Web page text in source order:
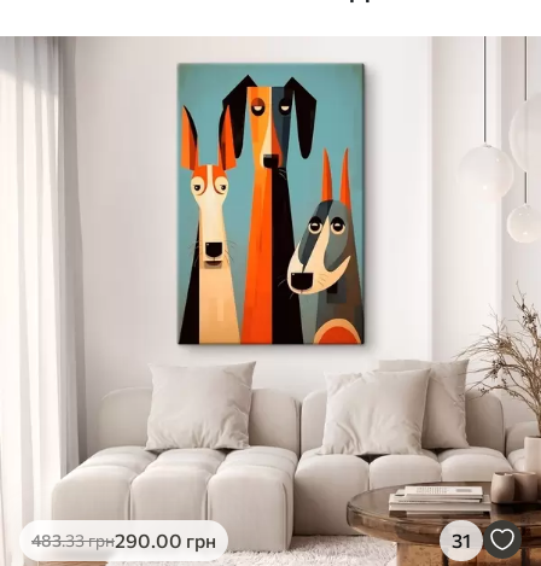
Від870.00грн
Яскраві, насичені кольори
Стійкість до вицвітання
Безпечне чорнило без запаху
Поверхня з текстурою полотна
Екологічний матеріал
Яскраві, насичені кольори
Стійкість до вицвітання
Безпечне чорнило без запаху
Поверхня з текстурою полотна
Екологічний матеріал
Еко-Преміум
1365 .00 грн
483.33грн290.00 грн 31